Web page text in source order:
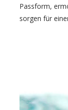
Passform,
sorgen für